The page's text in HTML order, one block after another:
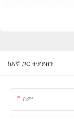
ከእኛ ጋር ተያይዘን
ስም